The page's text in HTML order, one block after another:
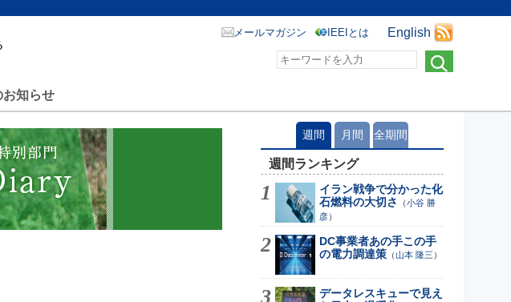
English
メールマガジン IEEIとは
お知らせ
週間 月間 全期間
週間ランキング
イラン戦争で分かった化
石燃料の大切さ
（小谷 勝
彦）
DC事業者あの手この手
の電力調達策 （山本 隆三 ）
データレスキューで見え